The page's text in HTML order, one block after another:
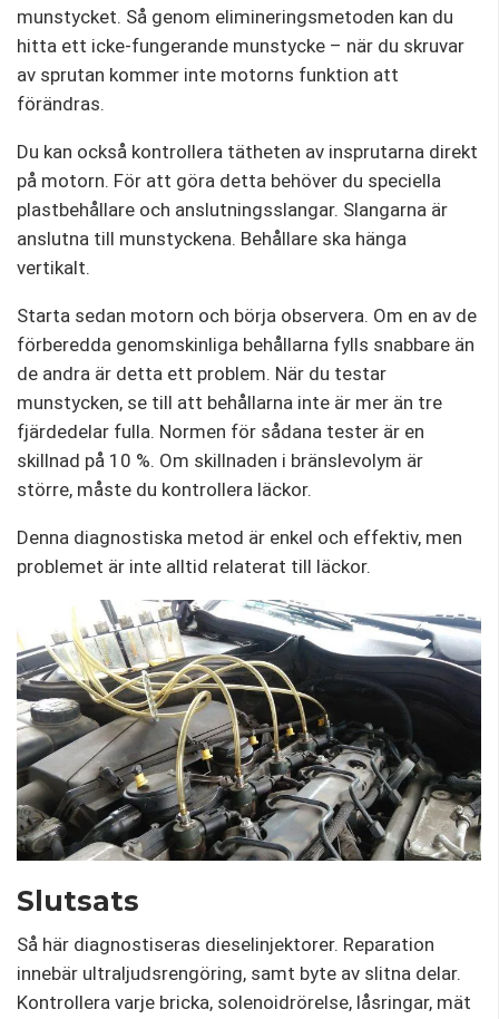
munstycket. Så genom elimineringsmetoden kan du
hitta ett icke-fungerande munstycke – när du skruvar
av sprutan kommer inte motorns funktion att
förändras.
Du kan också kontrollera tätheten av insprutarna direkt
på motorn. För att göra detta behöver du speciella
plastbehållare och anslutningsslangar. Slangarna är
anslutna till munstyckena. Behållare ska hänga
vertikalt.
Starta sedan motorn och börja observera. Om en av de
förberedda genomskinliga behållarna fylls snabbare än
de andra är detta ett problem. När du testar
munstycken, se till att behållarna inte är mer än tre
fjärdedelar fulla. Normen för sådana tester är en
skillnad på 10 %. Om skillnaden i bränslevolym är
större, måste du kontrollera läckor.
Denna diagnostiska metod är enkel och effektiv, men
problemet är inte alltid relaterat till läckor.
Slutsats
Så här diagnostiseras dieselinjektorer. Reparation
innebär ultraljudsrengöring, samt byte av slitna delar.
Kontrollera varje bricka, solenoidrörelse, låsringar, mät